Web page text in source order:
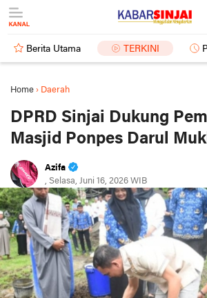
Berita Utama TERKINI
Home › Daerah
DPRD Sinjai Dukung
Masjid Ponpes Darul
Azifa
, Selasa, Juni 16, 2026 WIB